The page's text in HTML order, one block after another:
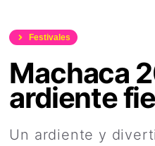
Festivales
Machaca
ardiente
Un ardiente y